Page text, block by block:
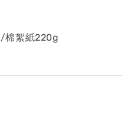
絮紙220g